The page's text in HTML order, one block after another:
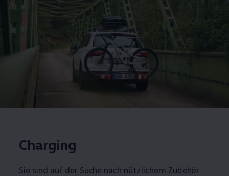
Charging
Sie sind auf der Suche nach nützlichem Zubehör